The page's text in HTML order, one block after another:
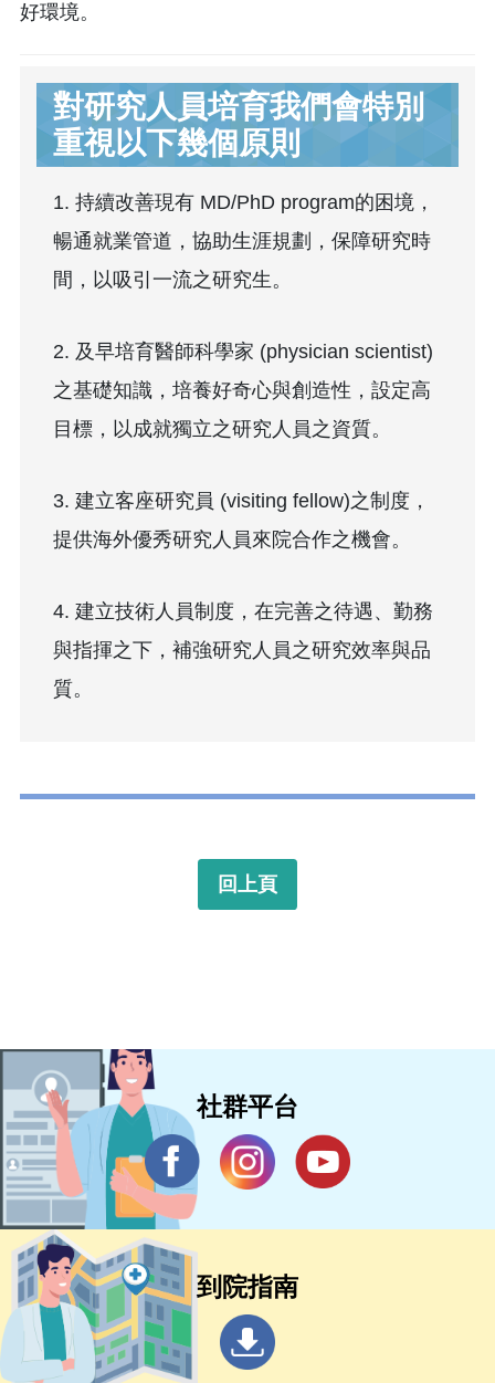
好環境。
對研究人員培育我們會特別
重視以下幾個原則
1. 持續改善現有 MD/PhD program的困境，
暢通就業管道，協助生涯規劃，保障研究時
間，以吸引一流之研究生。
2. 及早培育醫師科學家 (physician scientist)
之基礎知識，培養好奇心與創造性，設定高
目標，以成就獨立之研究人員之資質。
3. 建立客座研究員 (visiting fellow)之制度，
提供海外優秀研究人員來院合作之機會。
4. 建立技術人員制度，在完善之待遇、勤務
與指揮之下，補強研究人員之研究效率與品
質。
回上頁
社群平台
到院指南